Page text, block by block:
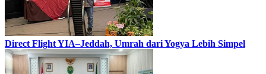
Direct Flight YIA–Jeddah, Umrah dari Yogya Lebih Simpel